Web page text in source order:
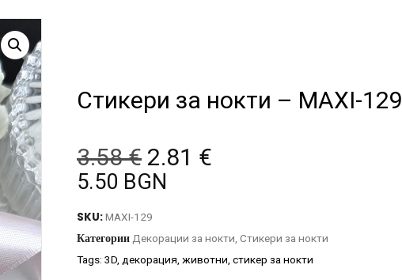
Стикери за нокти – MAXI-129
3.58€ 2.81 €
5.50 BGN
SKU:MAXI-129
Категории Декорации за нокти Стикери за нокти
Tags: 3D декорация животни стикер за нокти